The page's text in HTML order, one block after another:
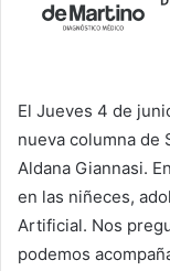
El Jueves 4 de
nueva columna de
Aldana Giannasi.
en las niñeces,
Artificial. Nos
podemos